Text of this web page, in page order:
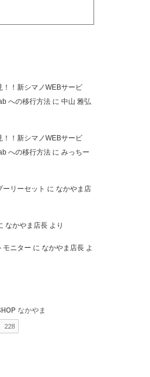
！新シマノWEBサービ
への移行方法 に 中山 雅弘
！新シマノWEBサービ
への移行方法 に みっちー
リーセット に なかやま店
なかやま店長 より
モニター に なかやま店長 よ